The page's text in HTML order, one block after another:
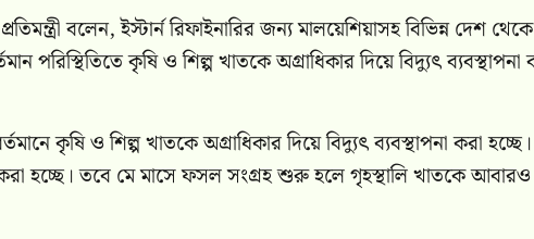
বলেন, ইস্টার্ন রিফাইনারির জন্য মালয়েশিয়াসহ বিভিন্ন দেশ থেকে
পরিস্থিতিতে কৃষি ও শিল্প খাতকে অগ্রাধিকার দিয়ে বিদ্যুৎ ব্যবস্থাপনা
কৃষি ও শিল্প খাতকে অগ্রাধিকার দিয়ে বিদ্যুৎ ব্যবস্থাপনা করা
হচ্ছে। তবে মে মাসে ফসল সংগ্রহ শুরু হলে গৃহস্থালি খাতকে আবারও